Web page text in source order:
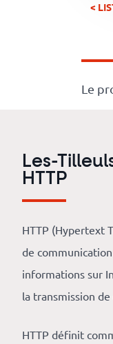
Nos
clients
La
On
<
Le
Les-
HTTP
HTTP (Hypertext
de
informations sur
la transmission
HTTP définit